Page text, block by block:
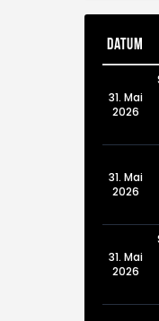
Datum
31. Mai
2026
31. Mai
2026
31. Mai
2026